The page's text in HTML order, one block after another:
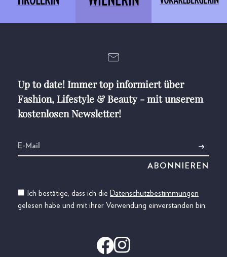
Up to date! Immer top informiert über
Fashion, Lifestyle & Beauty - mit unserem
kostenlosen Newsletter!
Ich bestätige, dass ich die Datenschutzbestimmungen
gelesen habe und mit ihrer Verwendung einverstanden bin.